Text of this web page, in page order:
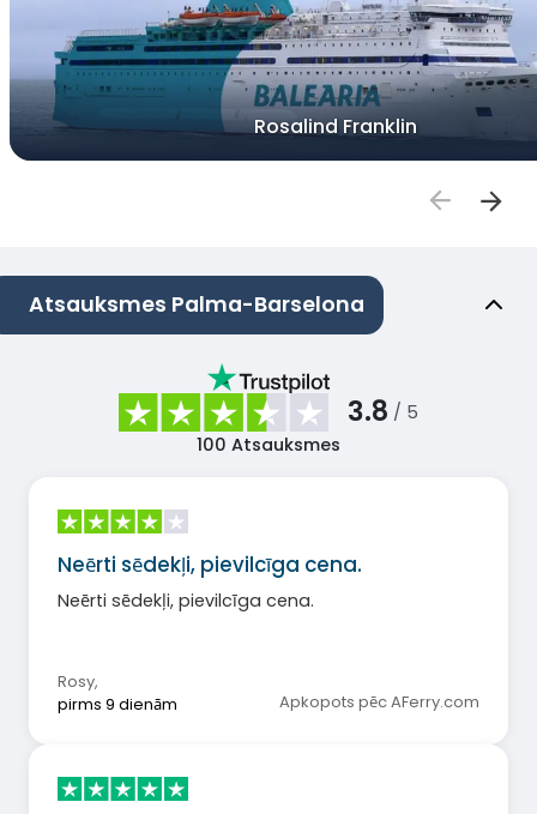
Rosalind Franklin
Atsauksmes Palma-Barselona
3.8 / 5
100 Atsauksmes
Neērti sēdekļi, pievilcīga cena.
Neērti sēdekļi, pievilcīga cena.
Rosy,
pirms 9 dienām
Apkopots pēc AFerry.com